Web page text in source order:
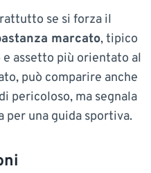
se si forza il
marcato, tipico
assetto più orientato al
può comparire anche
pericoloso, ma segnala
per una guida sportiva.